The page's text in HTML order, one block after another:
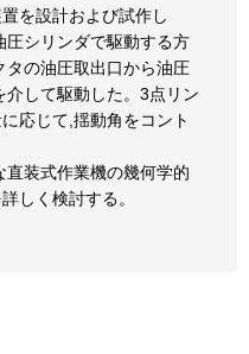
を設計および試作し
圧シリンダで駆動する方
の油圧取出口から油圧
して駆動した。3点リン
応じて,揺動角をコント
装式作業機の幾何学的
しく検討する。